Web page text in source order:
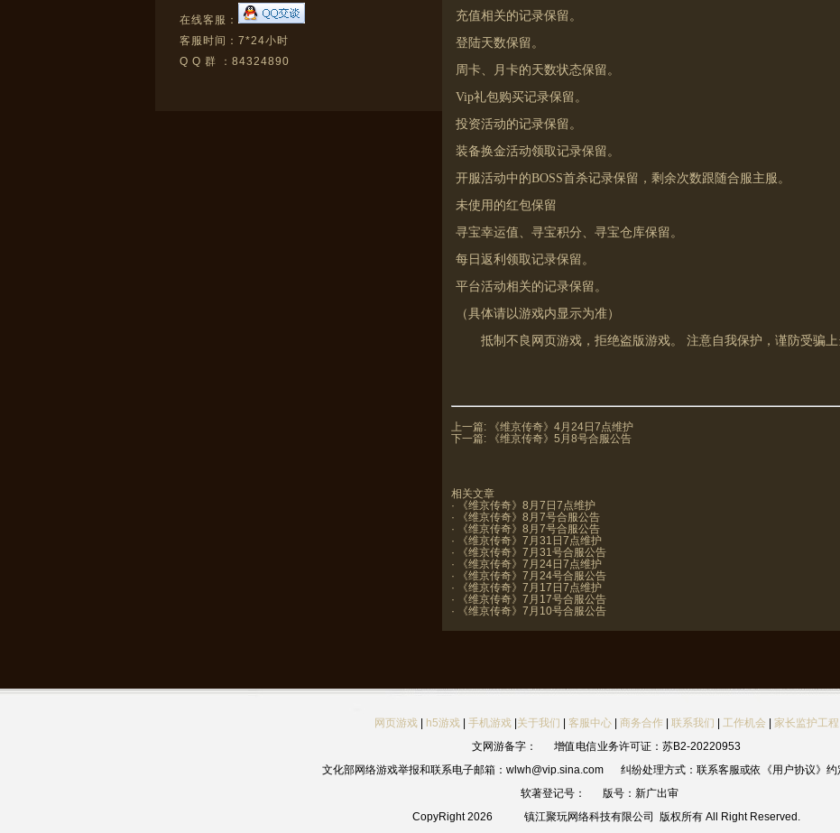
在线客服：
客服时间：7*24小时
Q Q 群 ：84324890
充值相关的记录保留。
登陆天数保留。
周卡、月卡的天数状态保留。
Vip礼包购买记录保留。
投资活动的记录保留。
装备换金活动领取记录保留。
开服活动中的BOSS首杀记录保留，剩余次数跟随合服主服。
未使用的红包保留
寻宝幸运值、寻宝积分、寻宝仓库保留。
每日返利领取记录保留。
平台活动相关的记录保留。
（具体请以游戏内显示为准）
抵制不良网页游戏，拒绝盗版游戏。 注意自我保护，谨防受骗
上一篇:
《维京传奇》4月24日7点维护
下一篇:
《维京传奇》5月8号合服公告
相关文章
·
《维京传奇》8月7日7点维护
·
《维京传奇》8月7号合服公告
·
《维京传奇》8月7号合服公告
·
《维京传奇》7月31日7点维护
·
《维京传奇》7月31号合服公告
·
《维京传奇》7月24日7点维护
·
《维京传奇》7月24号合服公告
·
《维京传奇》7月17日7点维护
·
《维京传奇》7月17号合服公告
·
《维京传奇》7月10号合服公告
网页游戏| h5游戏| 手机游戏| 关于我们 客服中心| 商务合作 联系我们 工作机会
家长监护工程
文网游备字：
增值电信业务许可证：苏B2-20220953
文化部网络游戏举报和联系电子邮箱：wlwh@vip.sina.com
纠纷处理方式：联系客服或依《用户协议》约
软著登记号：
版号：新广出审
CopyRight 2026
镇江聚玩网络科技有限公司 版权所有 All Right Reserved.